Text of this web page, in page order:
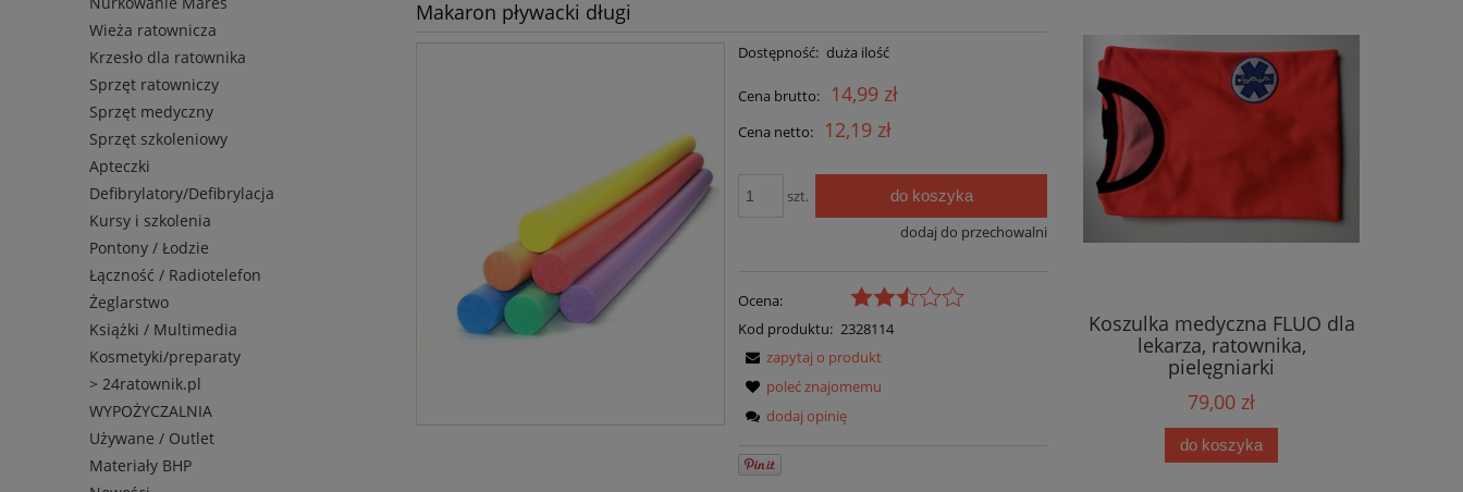
Wieża ratownicza
Krzesło dla ratownika
Sprzęt ratowniczy
Sprzęt medyczny
Sprzęt szkoleniowy
Apteczki
Defibrylatory/Defibrylacja
Kursy i szkolenia
Pontony / Łodzie
Łączność / Radiotelefon
Żeglarstwo
Książki / Multimedia
Kosmetyki/preparaty
> 24ratownik.pl
WYPOŻYCZALNIA
Używane / Outlet
Materiały BHP
Makaron pływacki długi
Dostępność: duża ilość
Cena brutto: 14,99 zł
Cena netto: 12,19 zł
szt. do koszyka
dodaj do przechowalni
Ocena:
Kod produktu: 2328114
zapytaj o produkt
poleć znajomemu
dodaj opinię
Koszulka medyczna FLUO dla
lekarza, ratownika,
pielęgniarki
79,00 zł
do koszyka